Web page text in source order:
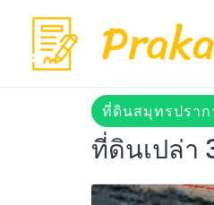
content
ที่ดินสมุทรปราก
ที่ดินเปล่า